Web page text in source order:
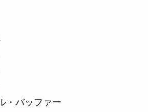
・バッファー